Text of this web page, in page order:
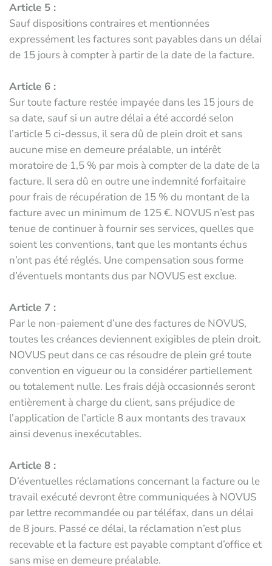
Article 5 :
Sauf dispositions contraires et mentionnées
expressément les factures sont payables dans un délai
de 15 jours à compter à partir de la date de la facture.
Article 6 :
Sur toute facture restée impayée dans les 15 jours de
sa date, sauf si un autre délai a été accordé selon
l’article 5 ci-dessus, il sera dû de plein droit et sans
aucune mise en demeure préalable, un intérêt
moratoire de 1,5 % par mois à compter de la date de la
facture. Il sera dû en outre une indemnité forfaitaire
pour frais de récupération de 15 % du montant de la
facture avec un minimum de 125 €. NOVUS n’est pas
tenue de continuer à fournir ses services, quelles que
soient les conventions, tant que les montants échus
n’ont pas été réglés. Une compensation sous forme
d’éventuels montants dus par NOVUS est exclue.
Article 7 :
Par le non-paiement d’une des factures de NOVUS,
toutes les créances deviennent exigibles de plein droit.
NOVUS peut dans ce cas résoudre de plein gré toute
convention en vigueur ou la considérer partiellement
ou totalement nulle. Les frais déjà occasionnés seront
entièrement à charge du client, sans préjudice de
l’application de l’article 8 aux montants des travaux
ainsi devenus inexécutables.
Article 8 :
D’éventuelles réclamations concernant la facture ou le
travail exécuté devront être communiquées à NOVUS
par lettre recommandée ou par téléfax, dans un délai
de 8 jours. Passé ce délai, la réclamation n’est plus
recevable et la facture est payable comptant d’office et
sans mise en demeure préalable.